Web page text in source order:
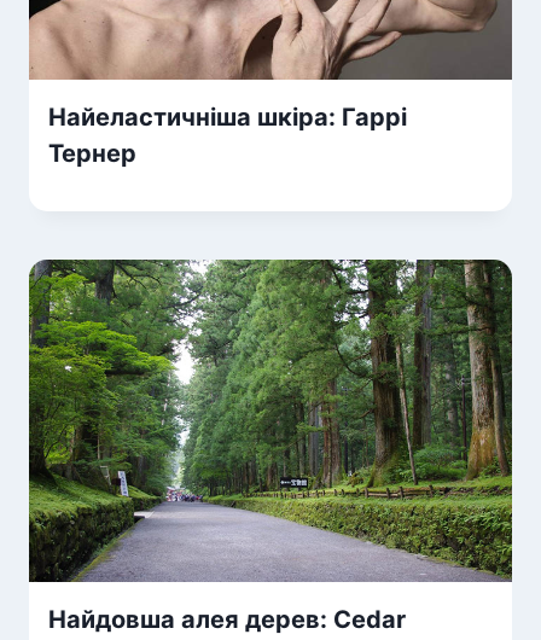
Найеластичніша шкіра: Гаррі
Тернер
Найдовша алея дерев: Cedar